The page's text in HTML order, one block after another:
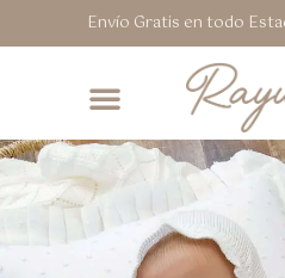
Envío Gratis en todo